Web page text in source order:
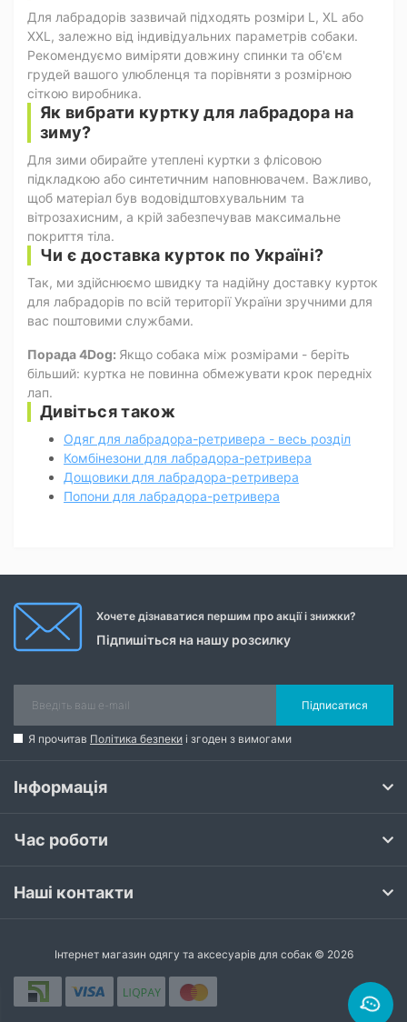
Для лабрадорів зазвичай підходять розміри L, XL або
XXL, залежно від індивідуальних параметрів собаки.
Рекомендуємо виміряти довжину спинки та об'єм
грудей вашого улюбленця та порівняти з розмірною
сіткою виробника.
Як вибрати куртку для лабрадора на
зиму?
Для зими обирайте утеплені куртки з флісовою
підкладкою або синтетичним наповнювачем. Важливо,
щоб матеріал був водовідштовхувальним та
вітрозахисним, а крій забезпечував максимальне
покриття тіла.
Чи є доставка курток по Україні?
Так, ми здійснюємо швидку та надійну доставку курток
для лабрадорів по всій території України зручними для
вас поштовими службами.
Порада 4Dog: Якщо собака між розмірами - беріть
більший: куртка не повинна обмежувати крок передніх
лап.
Дивіться також
Одяг для лабрадора-ретривера - весь розділ
Комбінезони для лабрадора-ретривера
Дощовики для лабрадора-ретривера
Попони для лабрадора-ретривера
Хочете дізнаватися першим про акції і знижки?
Підпишіться на нашу розсилку
Підписатися
Я прочитав Політика безпеки і згоден з вимогами
Інформація
Час роботи
Наші контакти
Інтернет магазин одягу та аксесуарів для собак © 2026